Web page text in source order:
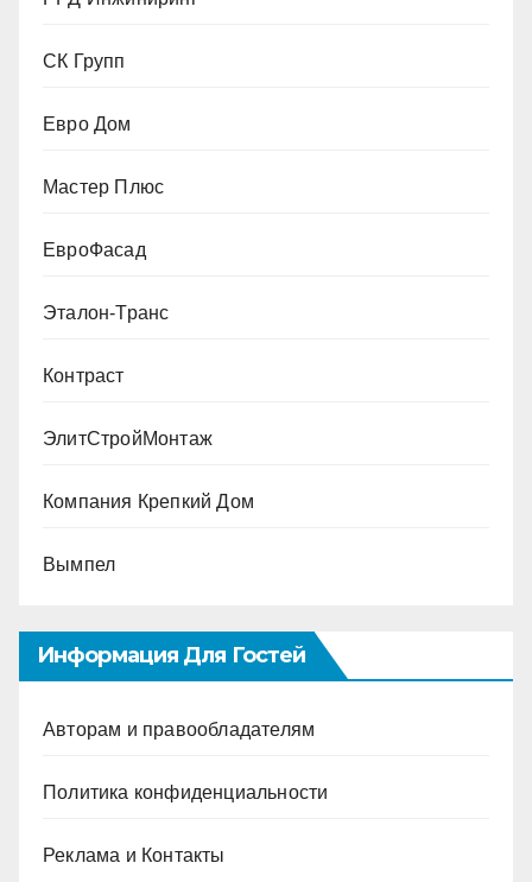
СК Групп
Евро Дом
Мастер Плюс
ЕвроФасад
Эталон-Транс
Контраст
ЭлитСтройМонтаж
Компания Крепкий Дом
Вымпел
Информация Для Гостей
Авторам и правообладателям
Политика конфиденциальности
Реклама и Контакты